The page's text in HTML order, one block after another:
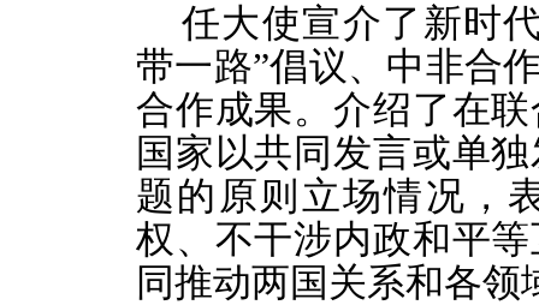
任大使宣介了新时
带一路”倡议、中非合
合作成果。介绍了在
国家以共同发言或单
题的原则立场情况，
权、不干涉内政和平
同推动两国关系和各